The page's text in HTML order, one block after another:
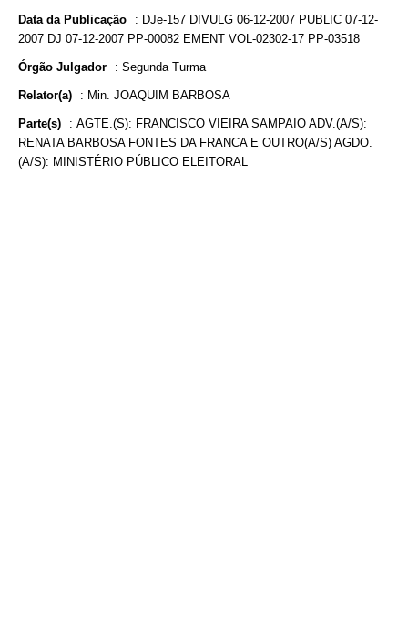
Data da Publicação : DJe-157 DIVULG 06-12-2007 PUBLIC 07-12-
2007 DJ 07-12-2007 PP-00082 EMENT VOL-02302-17 PP-03518
Órgão Julgador : Segunda Turma
Relator(a) : Min. JOAQUIM BARBOSA
Parte(s) : AGTE.(S): FRANCISCO VIEIRA SAMPAIO ADV.(A/S):
RENATA BARBOSA FONTES DA FRANCA E OUTRO(A/S) AGDO.
(A/S): MINISTÉRIO PÚBLICO ELEITORAL